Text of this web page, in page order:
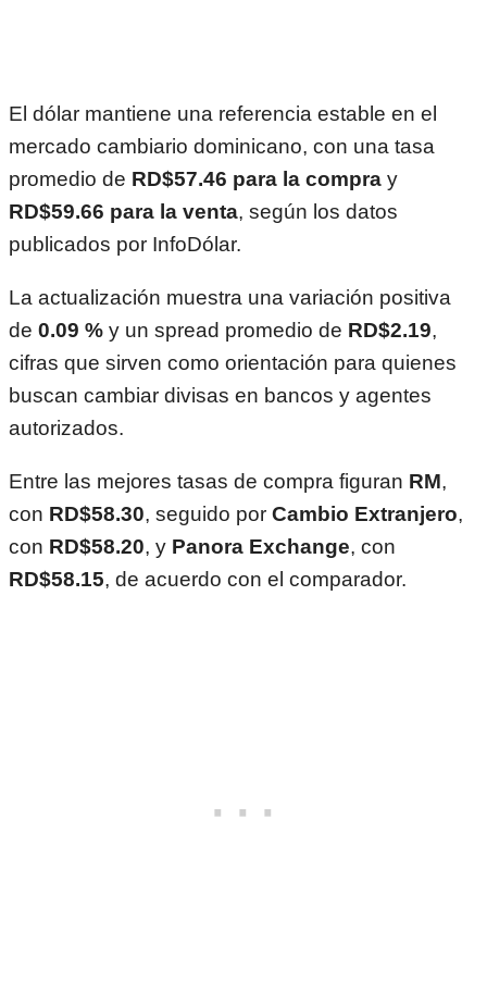
El dólar mantiene una referencia estable en el
mercado cambiario dominicano, con una tasa
promedio de RD$57.46 para la compra y
RD$59.66 para la venta, según los datos
publicados por InfoDólar.
La actualización muestra una variación positiva
de 0.09 % y un spread promedio de RD$2.19,
cifras que sirven como orientación para quienes
buscan cambiar divisas en bancos y agentes
autorizados.
Entre las mejores tasas de compra figuran RM,
con RD$58.30, seguido por Cambio Extranjero,
con RD$58.20, y Panora Exchange, con
RD$58.15, de acuerdo con el comparador.